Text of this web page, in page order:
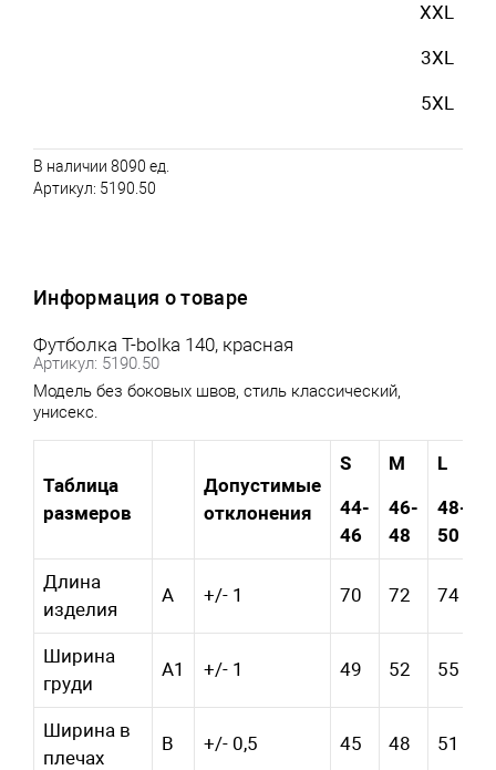
XXL
3XL
5XL
В наличии 8090 ед.
Артикул: 5190.50
Информация о товаре
Футболка T-bolka 140, красная
Артикул: 5190.50
Модель без боковых швов, стиль классический,
унисекс.
Таблица
размеров
Допустимые
отклонения
S
44-
46
M
46-
48
L
48-
50
Длина
изделия
A +/- 1 70 72 74
Ширина
груди
A1 +/- 1 49 52 55
Ширина в
плечах
B +/- 0,5 45 48 51